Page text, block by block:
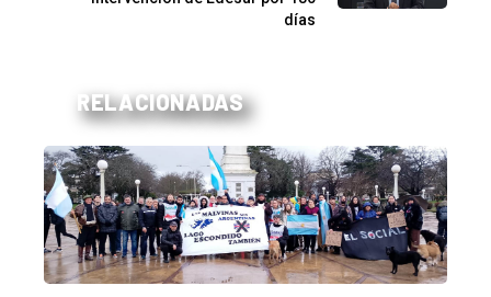
días
RELACIONADAS